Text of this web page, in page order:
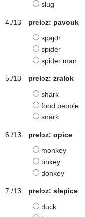
slug
preloz: pavouk
spajdr
spider
spider man
preloz: zralok
shark
food people
snark
preloz: opice
monkey
onkey
donkey
preloz: slepice
duck